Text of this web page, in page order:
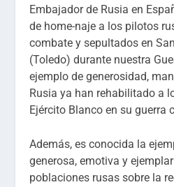
Embajador de Rusia en
de home-naje a los pilotos
combate y sepultados en
(Toledo) durante nuestra
ejemplo de generosidad,
Rusia ya han rehabilitado a
Ejército Blanco en su guerra
Además, es conocida la
generosa, emotiva y
poblaciones rusas sobre la